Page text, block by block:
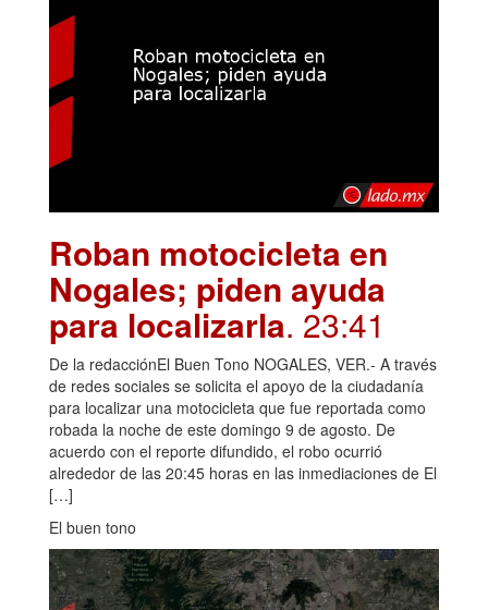
Roban motocicleta en
Nogales; piden ayuda
para localizarla. 23:41
De la redacciónEl Buen Tono NOGALES, VER.- A través
de redes sociales se solicita el apoyo de la ciudadanía
para localizar una motocicleta que fue reportada como
robada la noche de este domingo 9 de agosto. De
acuerdo con el reporte difundido, el robo ocurrió
alrededor de las 20:45 horas en las inmediaciones de El
[…]
El buen tono